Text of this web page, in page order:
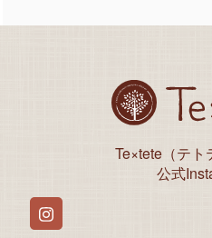
Te×tete（テト
公式
Instagram